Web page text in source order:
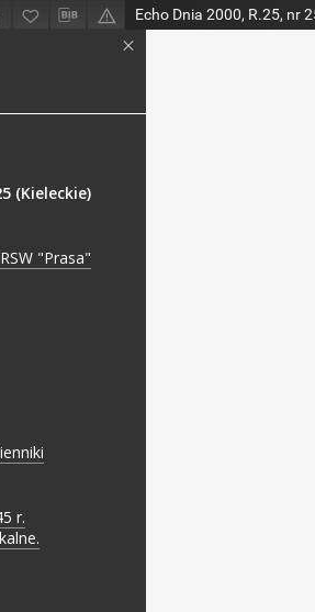
Echo Dnia 2000, R.25, nr
(Kieleckie)
"Prasa"
r.